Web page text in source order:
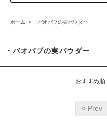
ホーム > ・バオバブの実パウダー
・バオバブの実パウダー
おすすめ順
< Prev